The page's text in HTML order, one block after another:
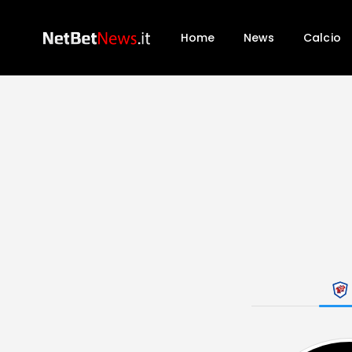
Home News Calcio